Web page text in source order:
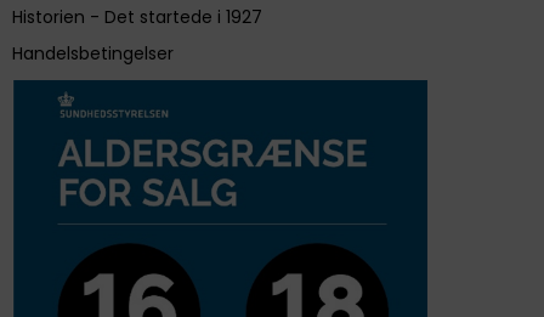
Historien - Det startede i 1927
Handelsbetingelser